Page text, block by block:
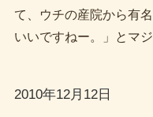
て、ウチの産院から有
いいですねー。」とマ
2010年12月12日